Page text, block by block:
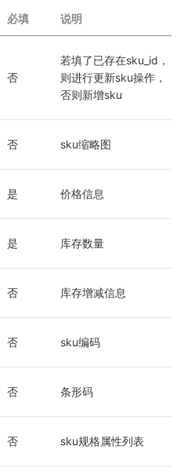
必填 说明
否
若填了已存在sku_id，
则进行更新sku操作，
否则新增sku
否 sku缩略图
是 价格信息
是 库存数量
否 库存增减信息
否 sku编码
否 条形码
否 sku规格属性列表